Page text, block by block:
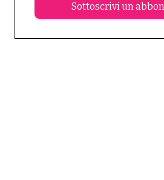
Sottoscrivi un